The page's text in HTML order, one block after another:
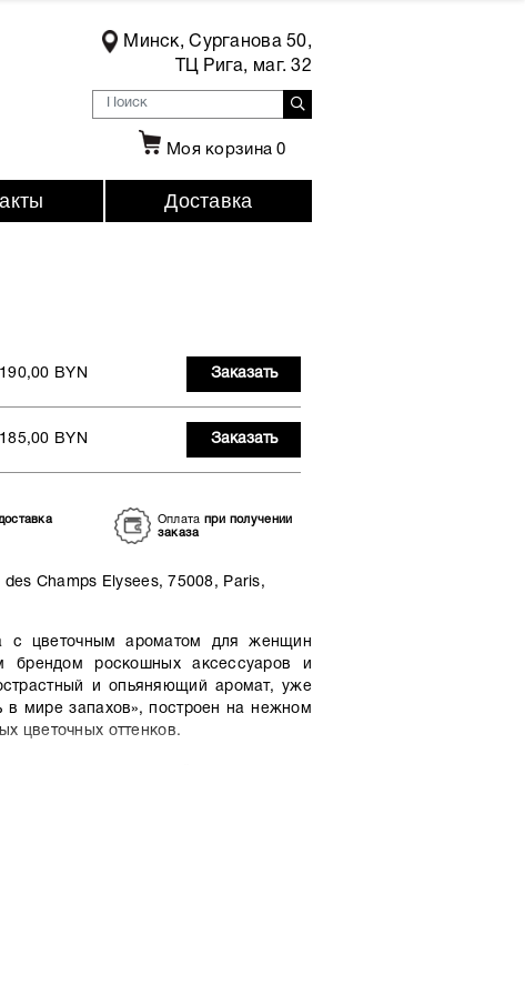
Минск, Сурганова 50,
ТЦ Рига, маг. 32
Моя корзина0
Доставка
190,00 BYN Заказать
185,00 BYN Заказать
Оплата при получении
заказа
Champs Elysees, 75008, Paris,
с цветочным ароматом для женщин
брендом роскошных аксессуаров и
и опьяняющий аромат, уже
в мире запахов», построен на нежном
цветочных оттенков.
цветочным букетом медового